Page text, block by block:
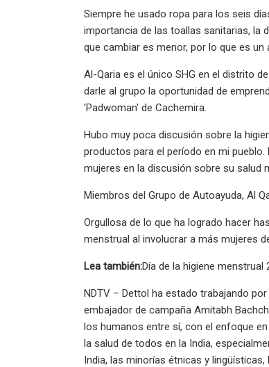
Siempre he usado ropa para los seis
importancia de las toallas sanitarias, la
que cambiar es menor, por lo que es un
Al-Qaria es el único SHG en el distrito
darle al grupo la oportunidad de
'Padwoman' de Cachemira.
Hubo muy poca discusión sobre la
productos para el período en mi
mujeres en la discusión sobre su salud
Miembros del Grupo de Autoayuda, Al
Orgullosa de lo que ha logrado hacer
menstrual al involucrar a más mujeres
Lea también:Día de la higiene
NDTV – Dettol ha estado trabajando
embajador de campaña Amitabh
los humanos entre sí, con el enfoque
la salud de todos en la India,
India, las minorías étnicas y